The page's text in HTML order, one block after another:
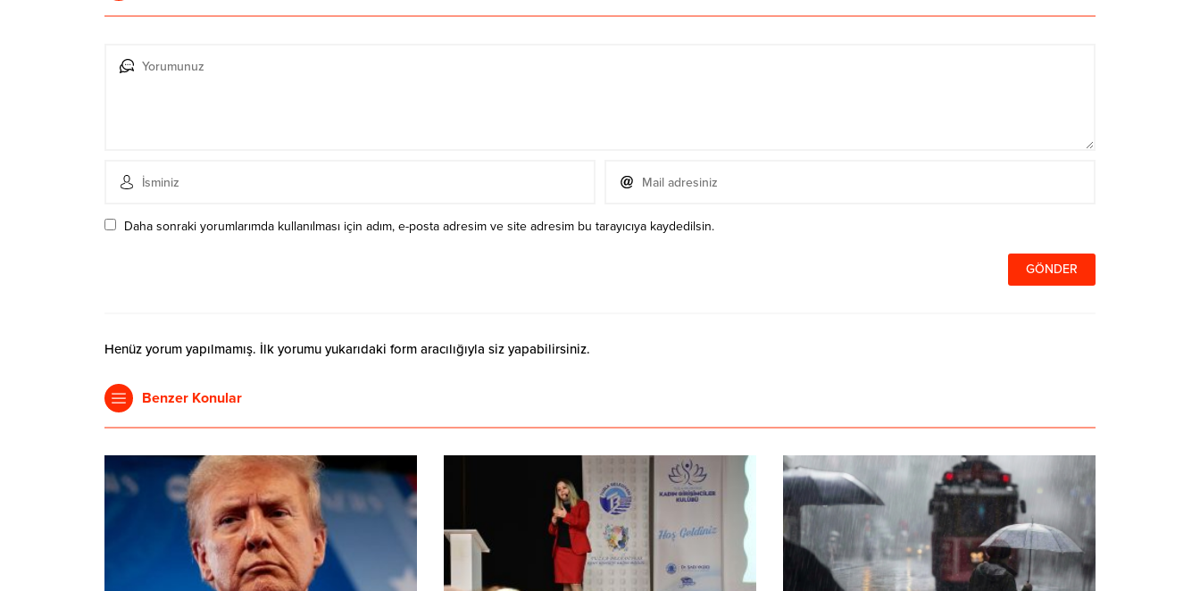
Daha sonraki yorumlarımda kullanılması için adım, e-posta adresim ve site adresim bu tarayıcıya kaydedilsin.
Henüz yorum yapılmamış. İlk yorumu yukarıdaki form aracılığıyla siz yapabilirsiniz.
Benzer Konular